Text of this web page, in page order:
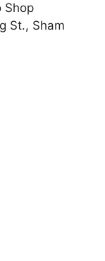
Shop
St., Sham